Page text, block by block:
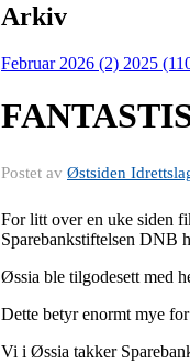
Arkiv
Februar 2026 (2) 2025
Postet av Østsiden
For litt over en uke siden
Sparebankstiftelsen DNB
Øssia ble tilgodesett med
Dette betyr enormt mye
Vi i Øssia takker